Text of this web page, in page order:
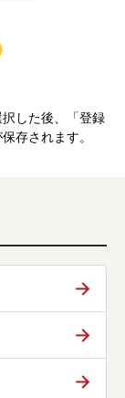
択した後、「登録
存されます。